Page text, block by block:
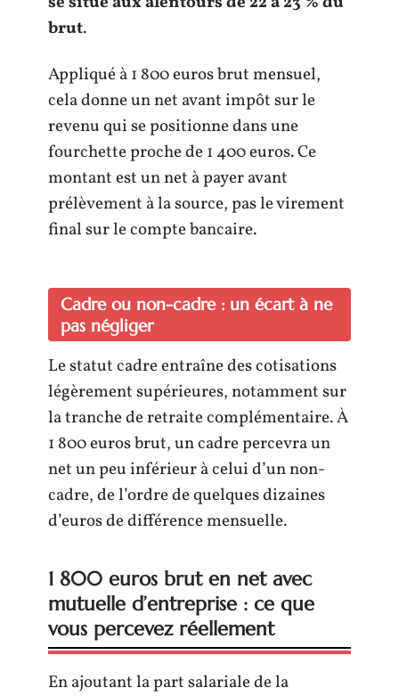
brut.
Appliqué à 1 800 euros brut mensuel,
cela donne un net avant impôt sur le
revenu qui se positionne dans une
fourchette proche de 1 400 euros. Ce
montant est un net à payer avant
prélèvement à la source, pas le virement
final sur le compte bancaire.
Cadre ou non-cadre : un écart à ne
pas négliger
Le statut cadre entraîne des cotisations
légèrement supérieures, notamment sur
la tranche de retraite complémentaire. À
1 800 euros brut, un cadre percevra un
net un peu inférieur à celui d’un non-
cadre, de l’ordre de quelques dizaines
d’euros de différence mensuelle.
1 800 euros brut en net avec
mutuelle d’entreprise : ce que
vous percevez réellement
En ajoutant la part salariale de la